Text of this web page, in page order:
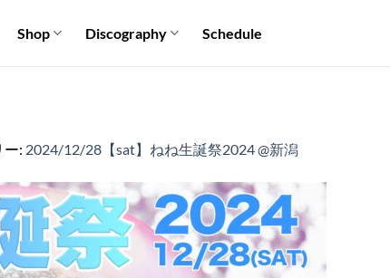
Shop Discography Schedule
ー: 2024/12/28【sat】ねね生誕祭2024 @新潟